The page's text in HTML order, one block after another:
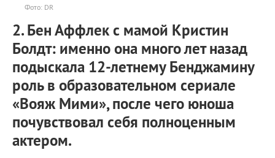
Фото: DR
2. Бен Аффлек с мамой Кристин
Болдт: именно она много лет назад
подыскала 12-летнему Бенджамину
роль в образовательном сериале
«Вояж Мими», после чего юноша
почувствовал себя полноценным
актером.